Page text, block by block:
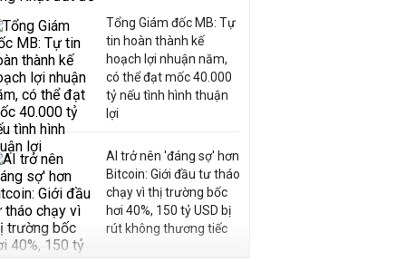
Tổng Giám đốc MB: Tự
tin hoàn thành kế
hoạch lợi nhuận năm,
có thể đạt mốc 40.000
tỷ nếu tình hình thuận
lợi
AI trở nên 'đáng sợ' hơn
Bitcoin: Giới đầu tư tháo
chạy vì thị trường bốc
hơi 40%, 150 tỷ USD bị
rút không thương tiếc